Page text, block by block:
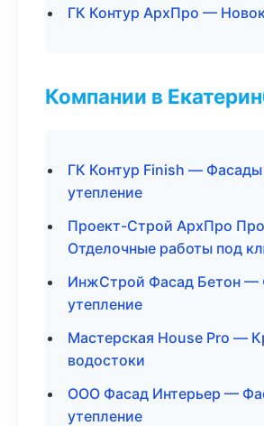
ГК Контур АрхПро —
Компании в
ГК Контур Finish — Фасады
утепление
Проект-Строй АрхПро
Отделочные работы под
ИнжСтрой Фасад Бетон —
утепление
Мастерская House Pro —
водостоки
ООО Фасад Интерьер —
утепление